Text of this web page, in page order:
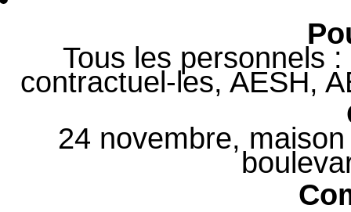
Tous les personnels
contractuel-les, AESH,
24 novembre,